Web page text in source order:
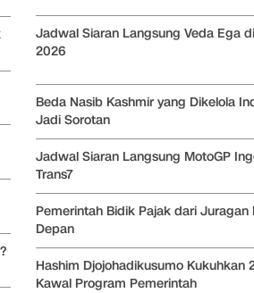
Jadwal Siaran Langsung Veda Ega
2026
Beda Nasib Kashmir yang Dikelola
Jadi Sorotan
Jadwal Siaran Langsung MotoGP
Trans7
Pemerintah Bidik Pajak dari Juragan
Depan
Hashim Djojohadikusumo Kukuhkan
Kawal Program Pemerintah